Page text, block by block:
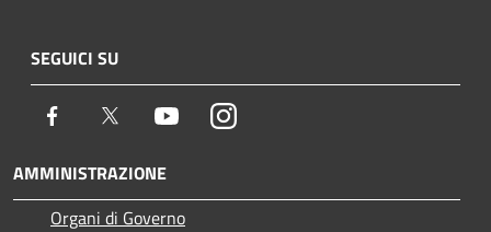
SEGUICI SU
Facebook Twitter YoutubeInstagram
AMMINISTRAZIONE
Organi di Governo